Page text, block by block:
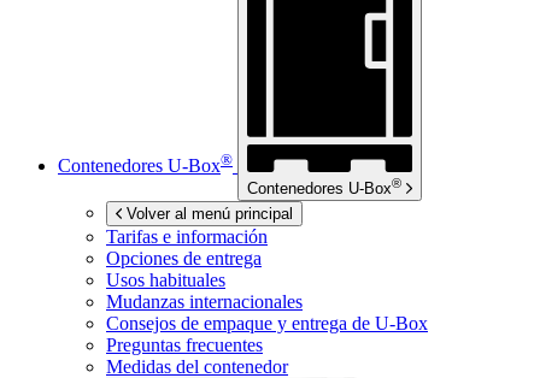
Contenedores U-Box®
Contenedores U-Box®
Volver al menú principal
Tarifas e información
Opciones de entrega
Usos habituales
Mudanzas internacionales
Consejos de empaque y entrega de U-Box
Preguntas frecuentes
Medidas del contenedor